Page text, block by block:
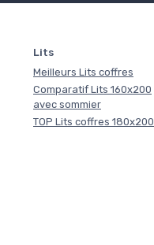
Lits
Meilleurs Lits coffres
Comparatif Lits 160x200
avec sommier
TOP Lits coffres 180x200